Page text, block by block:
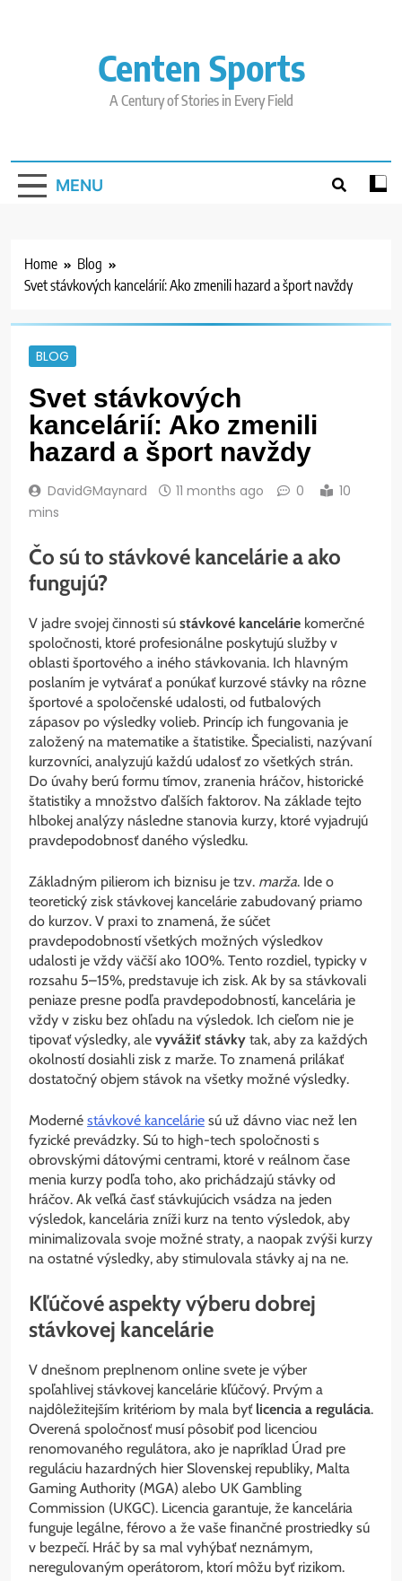
Centen Sports
A Century of Stories in Every Field
MENU
Home
Blog
Svet stávkových kancelárií: Ako zmenili hazard a šport navždy
BLOG
Svet stávkových
kancelárií: Ako zmenili
hazard a šport navždy
DavidGMaynard 11 months ago 0
10
mins
Čo sú to stávkové kancelárie a ako
fungujú?
V jadre svojej činnosti sú stávkové kancelárie komerčné
spoločnosti, ktoré profesionálne poskytujú služby v
oblasti športového a iného stávkovania. Ich hlavným
poslaním je vytvárať a ponúkať kurzové stávky na rôzne
športové a spoločenské udalosti, od futbalových
zápasov po výsledky volieb. Princíp ich fungovania je
založený na matematike a štatistike. Špecialisti, nazývaní
kurzovníci, analyzujú každú udalosť zo všetkých strán.
Do úvahy berú formu tímov, zranenia hráčov, historické
štatistiky a množstvo ďalších faktorov. Na základe tejto
hlbokej analýzy následne stanovia kurzy, ktoré vyjadrujú
pravdepodobnosť daného výsledku.
Základným pilierom ich biznisu je tzv. marža. Ide o
teoretický zisk stávkovej kancelárie zabudovaný priamo
do kurzov. V praxi to znamená, že súčet
pravdepodobností všetkých možných výsledkov
udalosti je vždy väčší ako 100%. Tento rozdiel, typicky v
rozsahu 5–15%, predstavuje ich zisk. Ak by sa stávkovali
peniaze presne podľa pravdepodobností, kancelária je
vždy v zisku bez ohľadu na výsledok. Ich cieľom nie je
tipovať výsledky, ale vyvážiť stávky tak, aby za každých
okolností dosiahli zisk z marže. To znamená prilákať
dostatočný objem stávok na všetky možné výsledky.
Moderné stávkové kancelárie sú už dávno viac než len
fyzické prevádzky. Sú to high-tech spoločnosti s
obrovskými dátovými centrami, ktoré v reálnom čase
menia kurzy podľa toho, ako prichádzajú stávky od
hráčov. Ak veľká časť stávkujúcich vsádza na jeden
výsledok, kancelária zníži kurz na tento výsledok, aby
minimalizovala svoje možné straty, a naopak zvýši kurzy
na ostatné výsledky, aby stimulovala stávky aj na ne.
Kľúčové aspekty výberu dobrej
stávkovej kancelárie
V dnešnom preplnenom online svete je výber
spoľahlivej stávkovej kancelárie kľúčový. Prvým a
najdôležitejším kritériom by mala byť licencia a regulácia.
Overená spoločnosť musí pôsobiť pod licenciou
renomovaného regulátora, ako je napríklad Úrad pre
reguláciu hazardných hier Slovenskej republiky, Malta
Gaming Authority (MGA) alebo UK Gambling
Commission (UKGC). Licencia garantuje, že kancelária
funguje legálne, férovo a že vaše finančné prostriedky sú
v bezpečí. Hráč by sa mal vyhýbať neznámym,
neregulovaným operátorom, ktorí môžu byť rizikom.